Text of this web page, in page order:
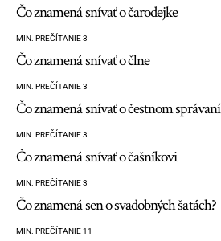
Čo znamená snívať o čarodejke
MIN. PREČÍTANIE 3
Čo znamená snívať o člne
MIN. PREČÍTANIE 3
Čo znamená snívať o čestnom správaní
MIN. PREČÍTANIE 3
Čo znamená snívať o čašníkovi
MIN. PREČÍTANIE 3
Čo znamená sen o svadobných šatách?
MIN. PREČÍTANIE 11